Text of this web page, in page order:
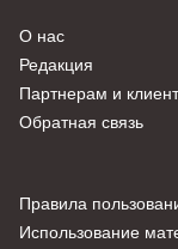
О нас
Редакция
Партнерам и
Обратная связь
Правила
Использование